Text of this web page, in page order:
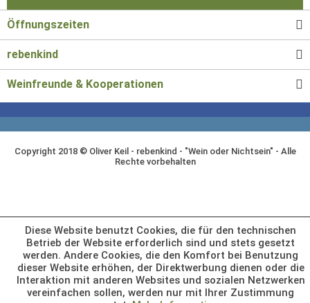
Öffnungszeiten
rebenkind
Weinfreunde & Kooperationen
Copyright 2018 © Oliver Keil - rebenkind - "Wein oder Nichtsein" - Alle
Rechte vorbehalten
Diese Website benutzt Cookies, die für den technischen
Betrieb der Website erforderlich sind und stets gesetzt
werden. Andere Cookies, die den Komfort bei Benutzung
dieser Website erhöhen, der Direktwerbung dienen oder die
Interaktion mit anderen Websites und sozialen Netzwerken
vereinfachen sollen, werden nur mit Ihrer Zustimmung